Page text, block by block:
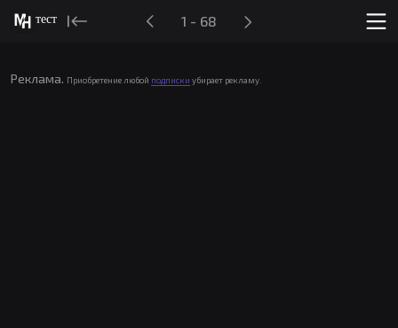
тест 1 - 68
Реклама. Приобретение любой подписки убирает рекламу.